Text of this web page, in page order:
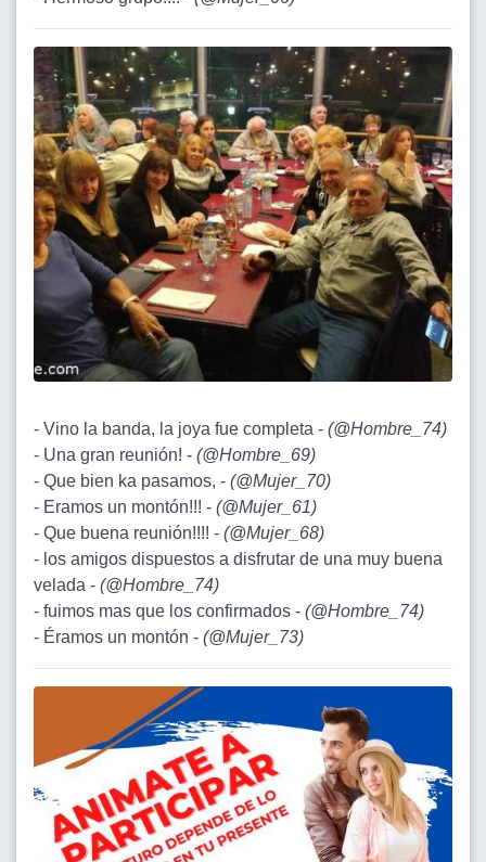
- Vino la banda, la joya fue completa - (@Hombre_74)
- Una gran reunión! - (@Hombre_69)
- Que bien ka pasamos, - (@Mujer_70)
- Eramos un montón!!! - (@Mujer_61)
- Que buena reunión!!!! - (@Mujer_68)
- los amigos dispuestos a disfrutar de una muy buena
velada - (@Hombre_74)
- fuimos mas que los confirmados - (@Hombre_74)
- Éramos un montón - (@Mujer_73)